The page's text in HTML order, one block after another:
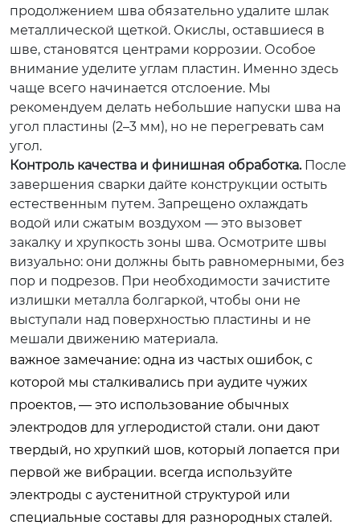
продолжением шва обязательно удалите шлак
металлической щеткой. Окислы, оставшиеся в
шве, становятся центрами коррозии. Особое
внимание уделите углам пластин. Именно здесь
чаще всего начинается отслоение. Мы
рекомендуем делать небольшие напуски шва на
угол пластины (2–3 мм), но не перегревать сам
угол.
Контроль качества и финишная обработка.После
завершения сварки дайте конструкции остыть
естественным путем. Запрещено охлаждать
водой или сжатым воздухом — это вызовет
закалку и хрупкость зоны шва. Осмотрите швы
визуально: они должны быть равномерными, без
пор и подрезов. При необходимости зачистите
излишки металла болгаркой, чтобы они не
выступали над поверхностью пластины и не
мешали движению материала.
важное замечание: одна из частых ошибок, с
которой мы сталкивались при аудите чужих
проектов, — это использование обычных
электродов для углеродистой стали. они дают
твердый, но хрупкий шов, который лопается при
первой же вибрации. всегда используйте
электроды с аустенитной структурой или
специальные составы для разнородных сталей.